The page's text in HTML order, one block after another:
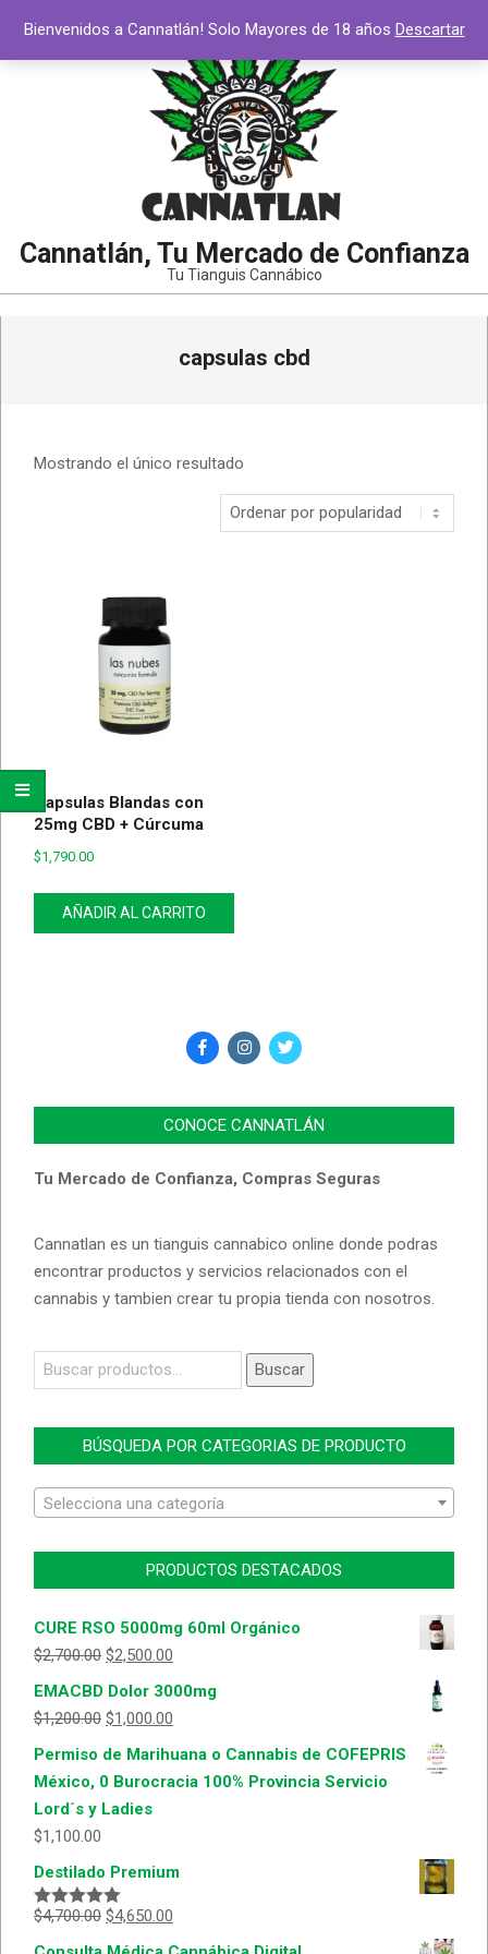
contenido
Cannatlán, Tu Mercado de Confianza
Tu Tianguis Cannábico
capsulas cbd
Mostrando el único resultado
Capsulas Blandas con
25mg CBD + Cúrcuma
$1,790.00
AÑADIR AL CARRITO
CONOCE CANNATLÁN
Tu Mercado de Confianza, Compras Seguras
Cannatlan es un tianguis cannabico online donde podras
encontrar productos y servicios relacionados con el
cannabis y tambien crear tu propia tienda con nosotros.
Buscar
por:
Buscar
BÚSQUEDA POR CATEGORIAS DE PRODUCTO
Selecciona una categoría
PRODUCTOS DESTACADOS
CURE RSO 5000mg 60ml Orgánico
$2,700.00 $2,500.00
EMACBD Dolor 3000mg
$1,200.00 $1,000.00
Permiso de Marihuana o Cannabis de COFEPRIS
México, 0 Burocracia 100% Provincia Servicio
Lord´s y Ladies
$1,100.00
Destilado Premium
Valorado
$4,700.00 $4,650.00
Bienvenidos a Cannatlán! Solo Mayores de 18 años Descartar